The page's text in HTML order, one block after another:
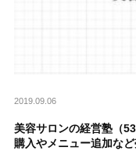
2019.09.06
美容サロンの経営塾（
購入やメニュー追加な